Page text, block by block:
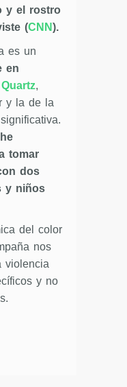
y el rostro
(CNN).
es un
en
Quartz,
y la de la
tomar
dos
y niños
del color
nos
violencia
y no